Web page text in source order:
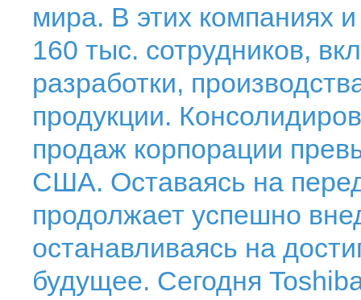
мира. В этих компаниях
160 тыс. сотрудников,
разработки,
продукции.
продаж корпорации
США. Оставаясь на
продолжает успешно
останавливаясь на
будущее. Сегодня